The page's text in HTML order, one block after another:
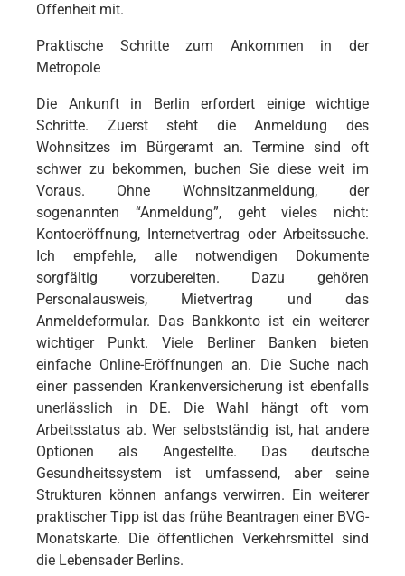
Offenheit mit.
Praktische Schritte zum Ankommen in der
Metropole
Die Ankunft in Berlin erfordert einige wichtige
Schritte. Zuerst steht die Anmeldung des
Wohnsitzes im Bürgeramt an. Termine sind oft
schwer zu bekommen, buchen Sie diese weit im
Voraus. Ohne Wohnsitzanmeldung, der
sogenannten “Anmeldung”, geht vieles nicht:
Kontoeröffnung, Internetvertrag oder Arbeitssuche.
Ich empfehle, alle notwendigen Dokumente
sorgfältig vorzubereiten. Dazu gehören
Personalausweis, Mietvertrag und das
Anmeldeformular. Das Bankkonto ist ein weiterer
wichtiger Punkt. Viele Berliner Banken bieten
einfache Online-Eröffnungen an. Die Suche nach
einer passenden Krankenversicherung ist ebenfalls
unerlässlich in DE. Die Wahl hängt oft vom
Arbeitsstatus ab. Wer selbstständig ist, hat andere
Optionen als Angestellte. Das deutsche
Gesundheitssystem ist umfassend, aber seine
Strukturen können anfangs verwirren. Ein weiterer
praktischer Tipp ist das frühe Beantragen einer BVG-
Monatskarte. Die öffentlichen Verkehrsmittel sind
die Lebensader Berlins.